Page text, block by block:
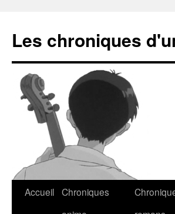
Les chroniques
Accueil Chroniques